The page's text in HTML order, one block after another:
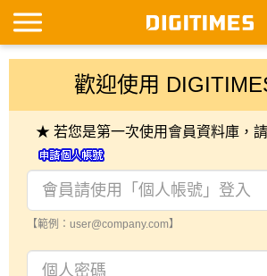
歡迎使用
★ 若您是第一次使用會員資料庫，
【範例：user@company.com】